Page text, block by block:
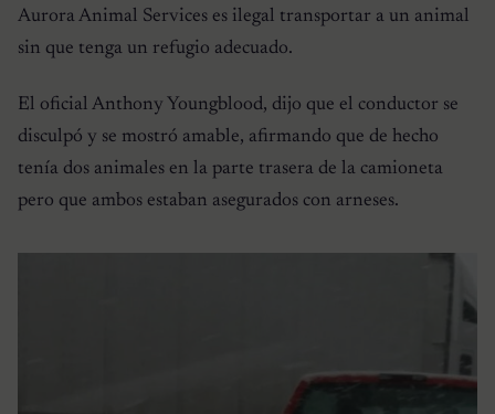
Aurora Animal Services es ilegal transportar a un animal
sin que tenga un refugio adecuado.
El oficial Anthony Youngblood, dijo que el conductor se
disculpó y se mostró amable, afirmando que de hecho
tenía dos animales en la parte trasera de la camioneta
pero que ambos estaban asegurados con arneses.